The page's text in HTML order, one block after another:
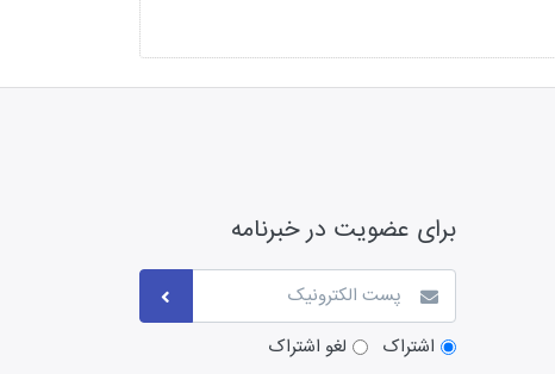
برای عضویت در خبرنامه
اشتراک لغو اشتراک